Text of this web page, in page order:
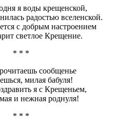
я воды крещенской,
радостью вселенской.
с добрым настроением
светлое Крещение.
* * *
сообщенье
милая бабуля!
я с Крещеньем,
и нежная роднуля!
* * *